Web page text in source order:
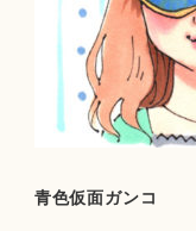
青色仮面ガンコ